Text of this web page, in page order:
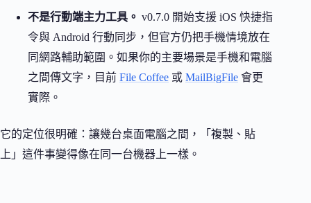
不是行動端主力工具。 v0.7.0 開始支援 iOS 快捷指
令與 Android 行動同步，但官方仍把手機情境放在
同網路輔助範圍。如果你的主要場景是手機和電腦
之間傳文字，目前 File Coffee 或 MailBigFile 會更
實際。
它的定位很明確：讓幾台桌面電腦之間，「複製、貼
上」這件事變得像在同一台機器上一樣。